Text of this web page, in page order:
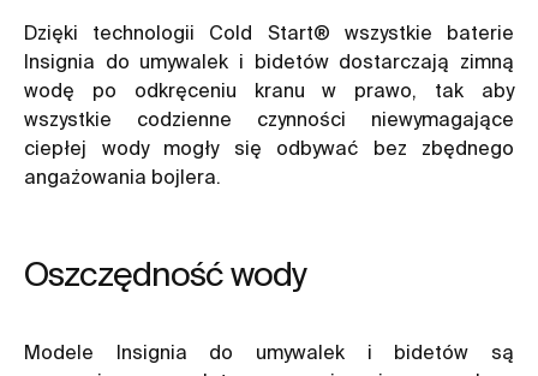
Dzięki technologii Cold Start® wszystkie baterie
Insignia do umywalek i bidetów dostarczają zimną
wodę po odkręceniu kranu w prawo, tak aby
wszystkie codzienne czynności niewymagające
ciepłej wody mogły się odbywać bez zbędnego
angażowania bojlera.
Oszczędność wody
Modele Insignia do umywalek i bidetów są